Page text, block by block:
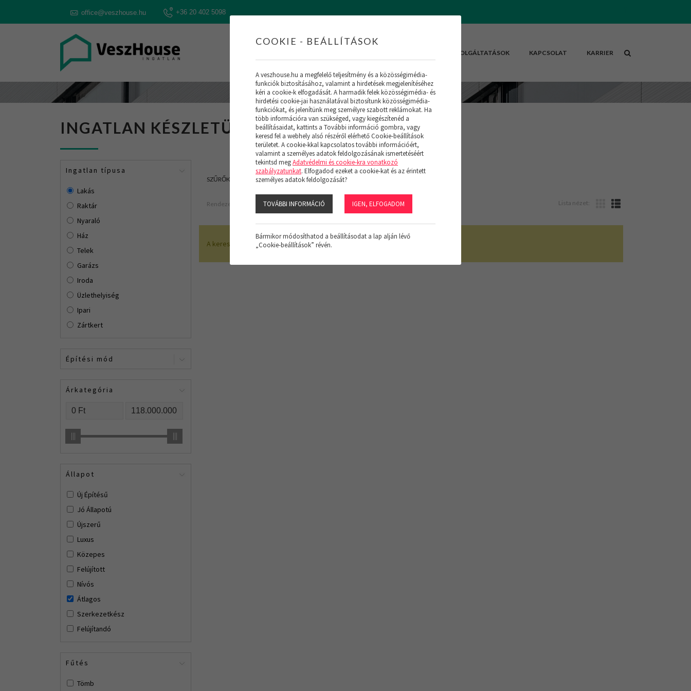
office@veszhouse.hu +36 20 402 5098
SZOLGÁLTATÁSOK KAPCSOLAT KARRIER
ÚJ MENÜ
INGATLAN KÉSZLETÜNK (19)
Ingatlan típusa
Lakás
Raktár
Nyaraló
Ház
Telek
Garázs
Iroda
Üzlethelyiség
Ipari
Zártkert
Építési mód
Kerámia
Vegyes Falazat
Csúsztatott Zsalus
Árkategória
Állapot
Új Építésű
Jó Állapotú
Újszerű
Luxus
Közepes
Felújított
Nívós
Átlagos
Szerkezetkész
Felújítandó
Fűtés
Tömb
SZŰRŐK: LAKÁS GÁZ - KONVEKTOR
Rendezés: Népszerű Megjelenítve: 1-24 Összesen: 0 db ingatlan Lista nézet:
A keresés nem hozott eredményt!
COOKIE - BEÁLLÍTÁSOK
A veszhouse.hu a megfelelő teljesítmény és a közösségimédia-
funkciók biztosításához, valamint a hirdetések megjelenítéséhez
kéri a cookie-k elfogadását. A harmadik felek közösségimédia- és
hirdetési cookie-jai használatával biztosítunk közösségimédia-
funkciókat, és jelenítünk meg személyre szabott reklámokat. Ha
több információra van szükséged, vagy kiegészítenéd a
beállításaidat, kattints a További információ gombra, vagy
keresd fel a webhely alsó részéről elérhető Cookie-beállítások
területet. A cookie-kkal kapcsolatos további információért,
valamint a személyes adatok feldolgozásának ismertetéséért
tekintsd megAdatvédelmi és cookie-kra vonatkozó
szabályzatunkat. Elfogadod ezeket a cookie-kat és az érintett
személyes adatok feldolgozását?
TOVÁBBI INFORMÁCIÓ IGEN, ELFOGADOM
Bármikor módosíthatod a beállításodat a lap alján lévő
„Cookie-beállítások” révén.